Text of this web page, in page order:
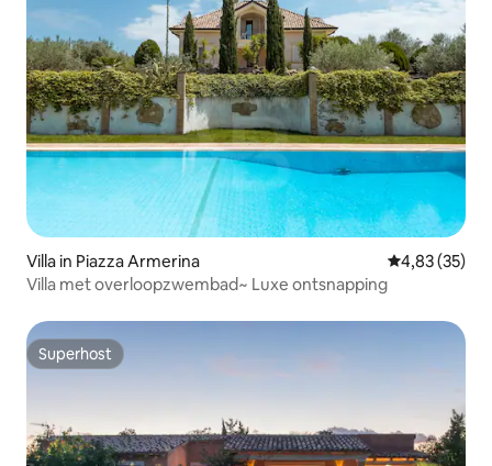
Villa in Piazza Armerina Gemiddelde
4,83 (35)
Villa met overloopzwembad~ Luxe ontsnapping
Superhost
Superhost